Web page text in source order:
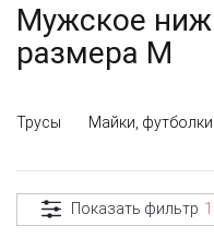
Мужское
размера M
Трусы Майки, футболки
Показать фильтр 1